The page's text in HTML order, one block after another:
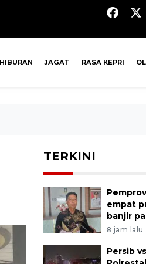
HIBURAN JAGAT RASA KEPRI
TERKINI
empat
banjir
8 jam lalu
Persib